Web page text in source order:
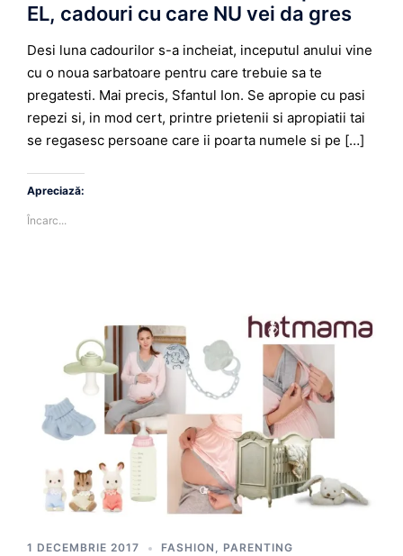
EL, cadouri cu care NU vei da gres
Desi luna cadourilor s-a incheiat, inceputul anului vine
cu o noua sarbatoare pentru care trebuie sa te
pregatesti. Mai precis, Sfantul Ion. Se apropie cu pasi
repezi si, in mod cert, printre prietenii si apropiatii tai
se regasesc persoane care ii poarta numele si pe […]
Apreciază:
Încarc...
1 DECEMBRIE 2017 FASHION , PARENTING